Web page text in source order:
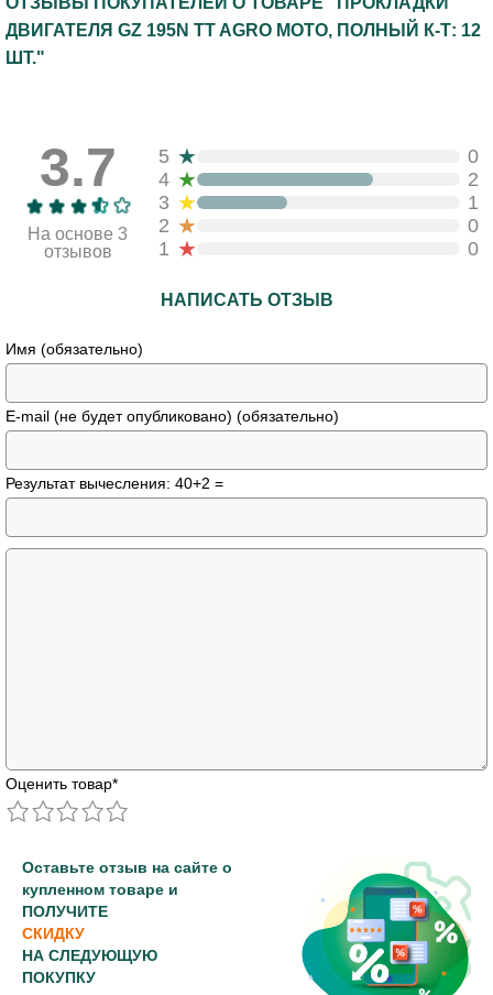
ДВИГАТЕЛЯ GZ 195N TT AGRO MOTO, ПОЛНЫЙ К-Т: 12
ШТ."
3.7
На основе 3
отзывов
5 ★
0
4 ★
2
3 ★
1
2 ★
0
1 ★ 0
НАПИСАТЬ ОТЗЫВ
Имя (обязательно)
E-mail (не будет опубликовано) (обязательно)
Результат вычесления: 40+2 =
Оценить товар*
Оставьте отзыв на сайте о
купленном товаре и
ПОЛУЧИТЕ
СКИДКУ
НА СЛЕДУЮЩУЮ
ПОКУПКУ